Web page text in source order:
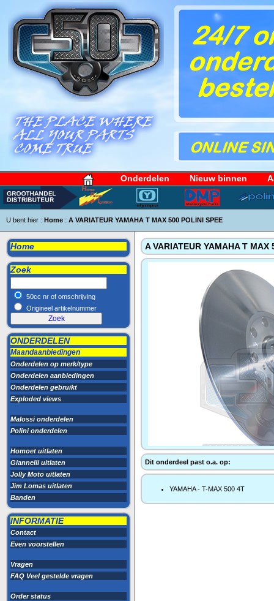
Onderdelen Nieuw binnen
U bent hier : Home : A VARIATEUR YAMAHA T MAX 500 POLINI SPEE
Home
Zoek
50cc nr of omschrijving
Origineel artikelnummer
ONDERDELEN
Maandaanbiedingen
Onderdelen op merk/type
Onderdelen aanbiedingen
Onderdelen gebruikt
Exploded views
Malossi onderdelen
Polini onderdelen
Homoet uitlaten
Giannelli uitlaten
Jolly Moto uitlaten
Jim Lomas uitlaten
Banden
INFORMATIE
Contact
Even voorstellen
Vragen
FAQ Veel gestelde vragen
Order status
A VARIATEUR YAMAHA T MAX
Dit onderdeel past o.a. op:
YAMAHA - T-MAX 500 4T